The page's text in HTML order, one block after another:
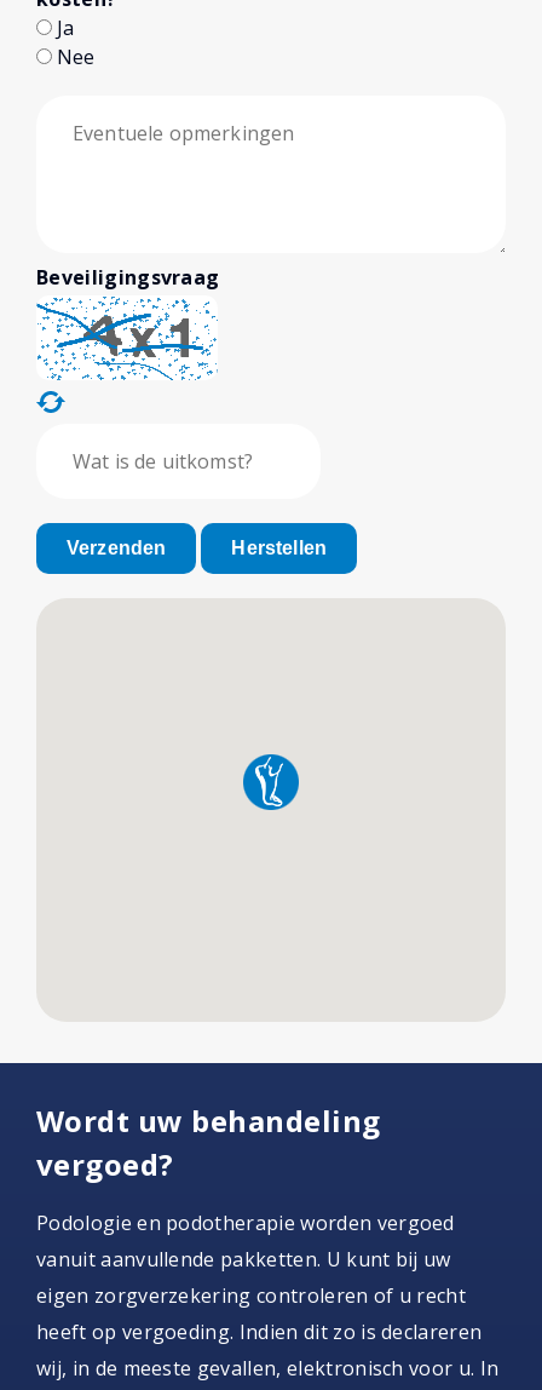
Ja
Nee
Beveiligingsvraag
Verzenden Herstellen
Wordt uw behandeling
vergoed?
Podologie en podotherapie worden vergoed
vanuit aanvullende pakketten. U kunt bij uw
eigen zorgverzekering controleren of u recht
heeft op vergoeding. Indien dit zo is declareren
wij, in de meeste gevallen, elektronisch voor u. In